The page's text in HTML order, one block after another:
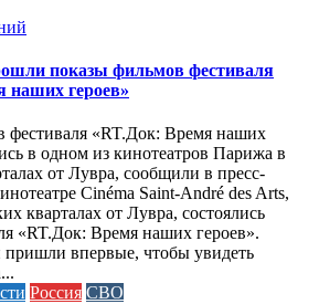
показы фильмов фестиваля
наших героев»
фестиваля «RT.Док: Время наших
в одном из кинотеатров Парижа в
от Лувра, сообщили в пресс-
Cinéma Saint-André des Arts,
кварталах от Лувра, состоялись
«RT.Док: Время наших героев».
пришли впервые, чтобы увидеть
Россия СВО